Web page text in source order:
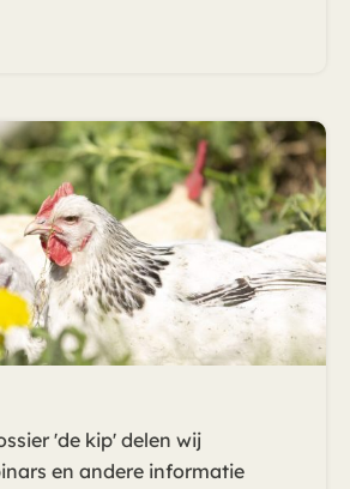
'de kip' delen wij
en andere informatie